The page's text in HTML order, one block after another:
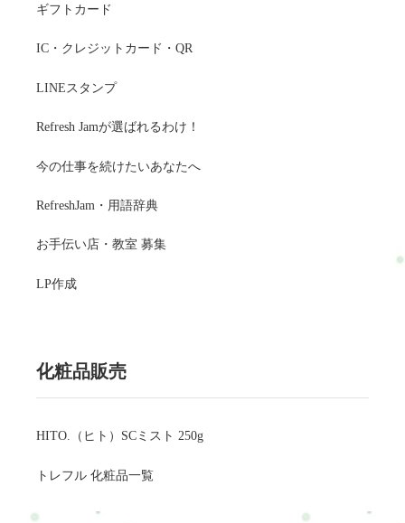
ギフトカード
IC・クレジットカード・QR
LINEスタンプ
Refresh Jamが選ばれるわけ！
今の仕事を続けたいあなたへ
RefreshJam・用語辞典
お手伝い店・教室 募集
LP作成
化粧品販売
HITO.（ヒト）SCミスト 250g
トレフル 化粧品一覧